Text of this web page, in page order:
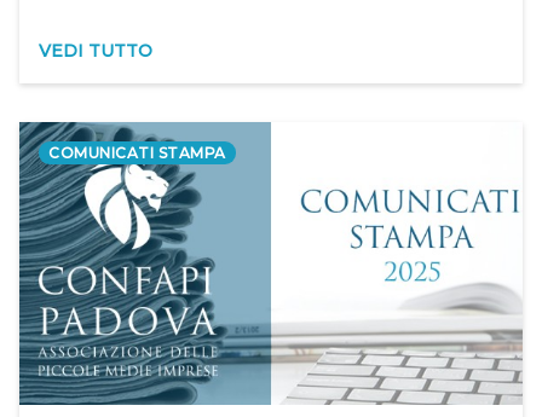
VEDI TUTTO
COMUNICATI STAMPA